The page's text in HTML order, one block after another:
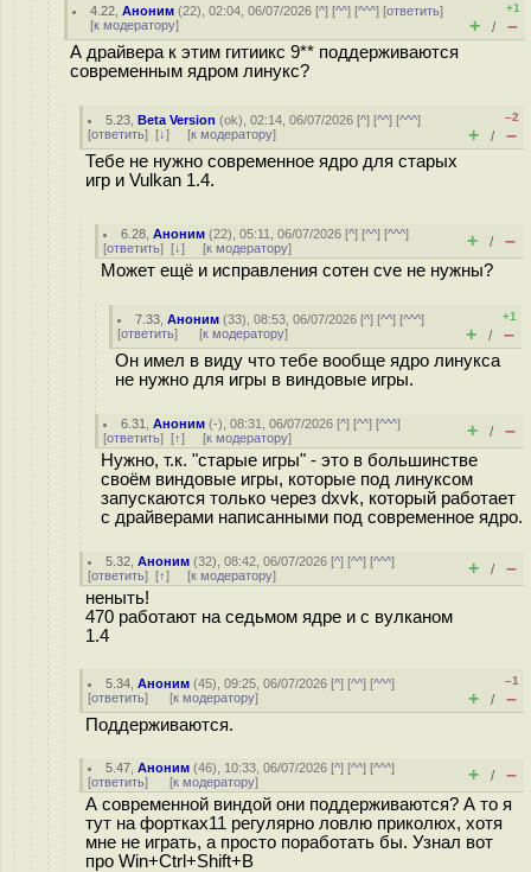
4.22 ,Аноним (22), 02:04, 06/07/2026 [^] [^^] [^^^] [ответить]
[к модератору]
+1
+ / –
А драйвера к этим гитиикс 9** поддерживаются
современным ядром линукс?
5.23 ,Beta Version (ok), 02:14, 06/07/2026 [^] [^^] [^^^]
[ответить] [↓] [к модератору]
–2
+ / –
Тебе не нужно современное ядро для старых
игр и Vulkan 1.4.
6.28 ,Аноним (22), 05:11, 06/07/2026 [^] [^^] [^^^]
[ответить] [↓] [к модератору] + / –
Может ещё и исправления сотен cve не нужны?
7.33 ,Аноним (33), 08:53, 06/07/2026 [^] [^^] [^^^]
[ответить] [к модератору]
+1
+ / –
Он имел в виду что тебе вообще ядро линукса
не нужно для игры в виндовые игры.
6.31 ,Аноним (-), 08:31, 06/07/2026 [^] [^^] [^^^]
[ответить] [↑] [к модератору] + / –
Нужно, т.к. "старые игры" - это в большинстве
своём виндовые игры, которые под линуксом
запускаются только через dxvk, который работает
с драйверами написанными под современное ядро.
5.32 ,Аноним (32), 08:42, 06/07/2026 [^] [^^] [^^^]
[ответить] [↑] [к модератору] + / –
неныть!
470 работают на седьмом ядре и с вулканом
1.4
5.34 ,Аноним (45), 09:25, 06/07/2026 [^] [^^] [^^^]
[ответить] [к модератору]
–1
+ / –
Поддерживаются.
5.47 ,Аноним (46), 10:33, 06/07/2026 [^] [^^] [^^^]
[ответить] [к модератору] + / –
А современной виндой они поддерживаются? А то я
тут на фортках11 регулярно ловлю приколюх, хотя
мне не играть, а просто поработать бы. Узнал вот
про Win+Ctrl+Shift+B